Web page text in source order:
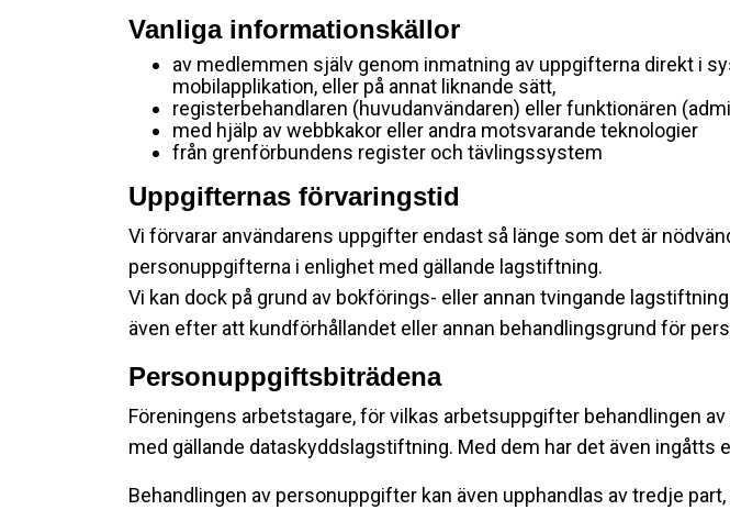
Vanliga informationskällor
av medlemmen själv genom inmatning av uppgifterna direkt i
mobilapplikation, eller på annat liknande sätt,
registerbehandlaren (huvudanvändaren) eller funktionären
med hjälp av webbkakor eller andra motsvarande teknologier
från grenförbundens register och tävlingssystem
Uppgifternas förvaringstid
Vi förvarar användarens uppgifter endast så länge som det är
personuppgifterna i enlighet med gällande lagstiftning.
Vi kan dock på grund av bokförings- eller annan tvingande
även efter att kundförhållandet eller annan behandlingsgrund för
Personuppgiftsbiträdena
Föreningens arbetstagare, för vilkas arbetsuppgifter behandlingen
med gällande dataskyddslagstiftning. Med dem har det även
Behandlingen av personuppgifter kan även upphandlas av tredje